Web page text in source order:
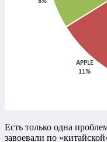
Есть только одна
завоевали по